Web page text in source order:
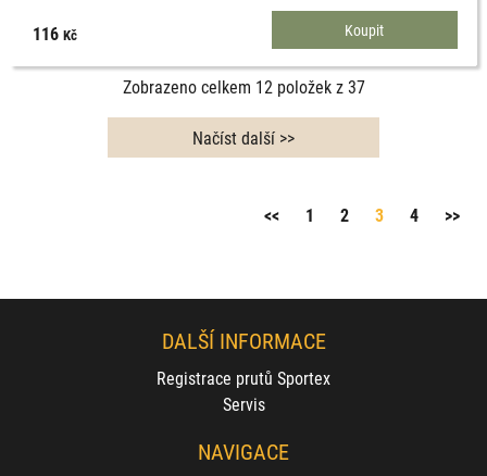
116Kč
Zobrazeno celkem 12 položek z37
<< 1 2 3 4 >>
DALŠÍ INFORMACE
Registrace prutů Sportex
Servis
NAVIGACE